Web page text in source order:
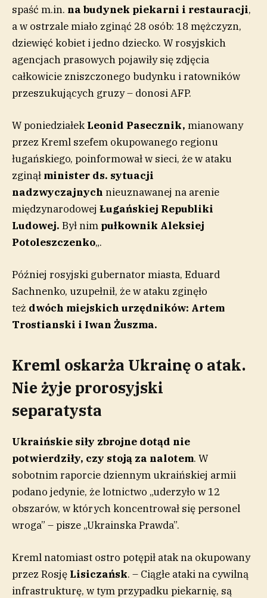
spaść m.in. na budynek piekarni i restauracji,
a w ostrzale miało zginąć 28 osób: 18 mężczyzn,
dziewięć kobiet i jedno dziecko. W rosyjskich
agencjach prasowych pojawiły się zdjęcia
całkowicie zniszczonego budynku i ratowników
przeszukujących gruzy – donosi AFP.
W poniedziałek Leonid Pasecznik, mianowany
przez Kreml szefem okupowanego regionu
ługańskiego, poinformował w sieci, że w ataku
zginął minister ds. sytuacji
nadzwyczajnych nieuznawanej na arenie
międzynarodowej Ługańskiej Republiki
Ludowej. Był nim pułkownik Aleksiej
Potoleszczenko„.
Później rosyjski gubernator miasta, Eduard
Sachnenko, uzupełnił, że w ataku zginęło
też dwóch miejskich urzędników: Artem
Trostianski i Iwan Żuszma.
Kreml oskarża Ukrainę o atak.
Nie żyje prorosyjski
separatysta
Ukraińskie siły zbrojne dotąd nie
potwierdziły, czy stoją za nalotem. W
sobotnim raporcie dziennym ukraińskiej armii
podano jedynie, że lotnictwo „uderzyło w 12
obszarów, w których koncentrował się personel
wroga” – pisze „Ukrainska Prawda”.
Kreml natomiast ostro potępił atak na okupowany
przez Rosję Lisiczańsk. – Ciągłe ataki na cywilną
infrastrukturę, w tym przypadku piekarnię, są